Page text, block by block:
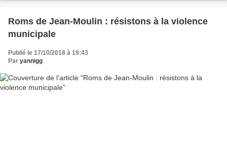
Roms de Jean-Moulin : résistons à la violence
municipale
Publié le 17/10/2018 à 19:43
Par yannigg